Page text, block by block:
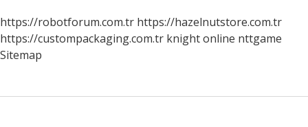
https://robotforum.com.tr https://hazelnutstore.com.tr
https://custompackaging.com.tr knight online nttgame
Sitemap